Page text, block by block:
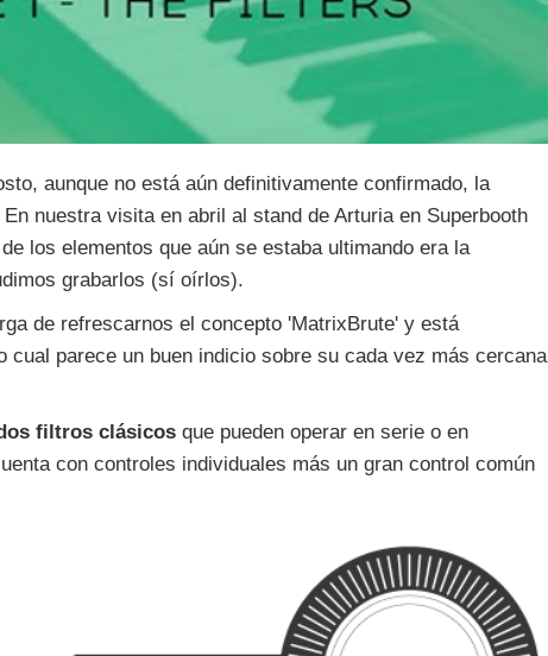
aunque no está aún definitivamente confirmado, la
En nuestra visita en abril al stand de Arturia en Superbooth
los elementos que aún se estaba ultimando era la
grabarlos (sí oírlos).
de refrescarnos el concepto 'MatrixBrute' y está
cual parece un buen indicio sobre su cada vez más cercana
filtros clásicos que pueden operar en serie o en
con controles individuales más un gran control común